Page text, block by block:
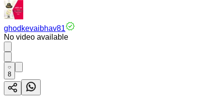
ghodkevaibhav81
No video available
8